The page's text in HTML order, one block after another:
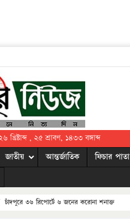
, ২৫ শ্রাবণ, ১৪৩৩ বঙ্গাব্দ
জাতীয় আন্তর্জাতিক ফিচার পাতা
চাঁদপুরে ৩৬ রিপোর্টে ৬ জনের করোনা শনাক্ত